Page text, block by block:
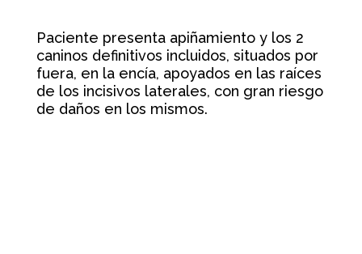
Paciente presenta apiñamiento y los 2
caninos definitivos incluidos, situados por
fuera, en la encía, apoyados en las raíces
de los incisivos laterales, con gran riesgo
de daños en los mismos.